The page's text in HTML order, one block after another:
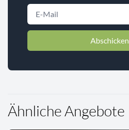
Abschicken
Ähnliche Angebote